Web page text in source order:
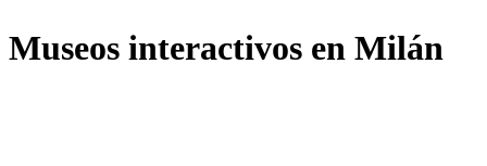
Museos interactivos en Milán